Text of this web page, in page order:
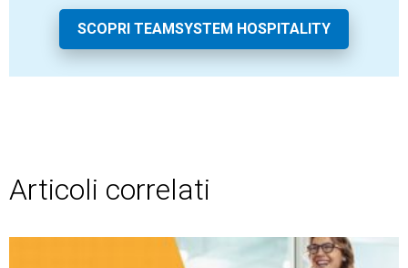
SCOPRI TEAMSYSTEM HOSPITALITY
Articoli correlati